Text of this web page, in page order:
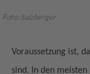
Foto: Sulzberger
Voraussetzung ist,
sind. In den meisten